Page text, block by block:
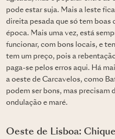
pode estar suja. Mais a leste
direita pesada que só tem boas
época. Mais uma vez, está
funcionar, com bons locais, e
tem um preço, pois a
paga-se pelos erros aqui. Há
a oeste de Carcavelos, como
podem ser bons, mas precisam
ondulação e maré.
Oeste de Lisboa: